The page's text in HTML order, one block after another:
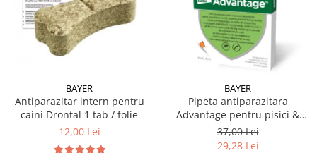
BAYER
Antiparazitar intern pentru
caini Drontal 1 tab / folie
12,00 Lei
BAYER
Pipeta antiparazitara
Advantage pentru pisici &
iepuri ≤ 4 kg ( 1 pipeta )
37,00 Lei
29,28 Lei